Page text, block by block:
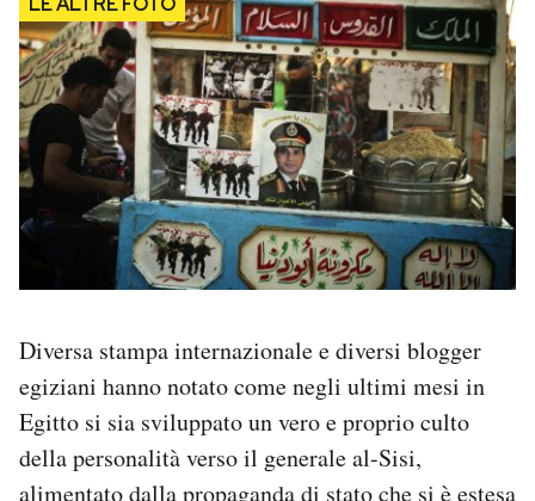
Diversa stampa internazionale e diversi blogger
egiziani hanno notato come negli ultimi mesi in
Egitto si sia sviluppato un vero e proprio culto
della personalità verso il generale al-Sisi,
alimentato dalla propaganda di stato che si è estesa